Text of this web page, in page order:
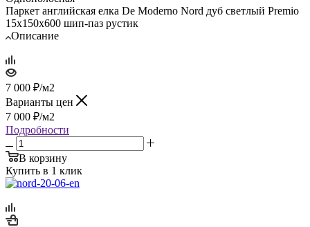
Паркет английская елка De Moderno Nord дуб светлый Premio
15х150х600 шип-паз рустик
Описание
7 000 ₽/м2
Варианты цен
7 000 ₽/м2
Подробности
В корзину
Купить в 1 клик